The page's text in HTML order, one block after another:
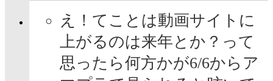
え！てことは動画サイトに
上がるのは来年とか？って
思ったら何方かが6/6からア